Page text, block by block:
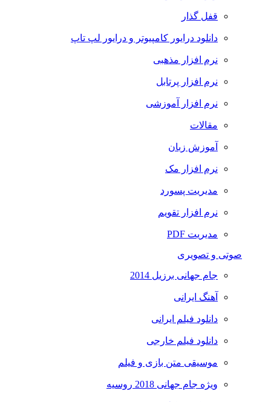
قفل گذار
دانلود درایور کامپیوتر و درایور لپ تاپ
نرم افزار مذهبی
نرم افزار پرتابل
نرم افزار آموزشی
مقالات
آموزش زبان
نرم افزار مک
مدیریت پسورد
نرم افزار تقویم
مدیریت PDF
صوتی و تصویری
جام جهانی برزیل 2014
آهنگ ایرانی
دانلود فیلم ایرانی
دانلود فیلم خارجی
موسیقی متن بازی و فیلم
ویژه جام جهانی 2018 روسیه